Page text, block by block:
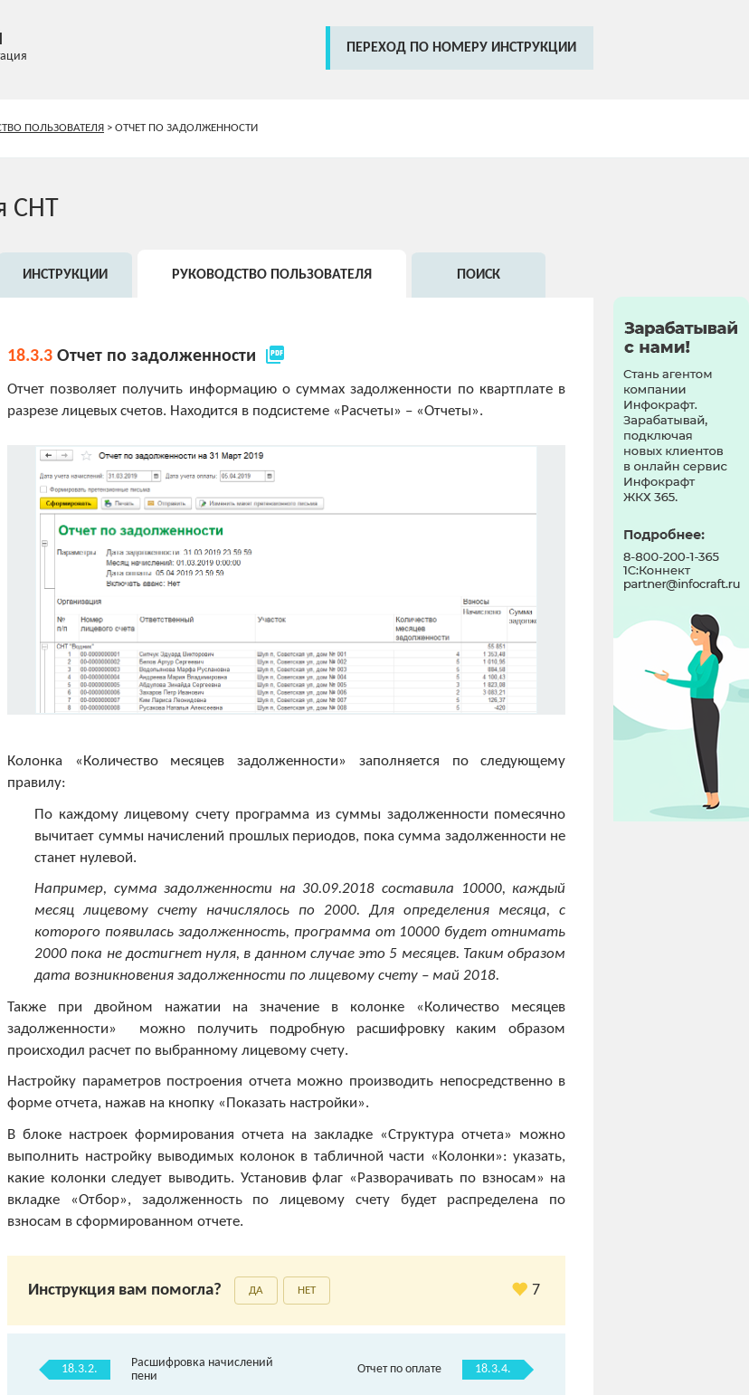
ПЕРЕХОД ПО НОМЕРУ ИНСТРУКЦИИ
ПОЛЬЗОВАТЕЛЯ >ОТЧЕТ ПО ЗАДОЛЖЕННОСТИ
СНТ
ИНСТРУКЦИИ РУКОВОДСТВО ПОЛЬЗОВАТЕЛЯ ПОИСК
18.3.3 Отчет по задолженности picture_as_pdf
Отчет позволяет получить информацию о суммах задолженности по квартплате в
разрезе лицевых счетов. Находится в подсистеме «Расчеты» – «Отчеты».
Колонка «Количество месяцев задолженности» заполняется по следующему
правилу:
По каждому лицевому счету программа из суммы задолженности помесячно
вычитает суммы начислений прошлых периодов, пока сумма задолженности не
станет нулевой.
Например, сумма задолженности на 30.09.2018 составила 10000, каждый
месяц лицевому счету начислялось по 2000.Для определения месяца, с
которого появилась задолженность, программа от 10000 будет отнимать
2000 пока не достигнет нуля, в данном случае это 5 месяцев. Таким образом
дата возникновения задолженности по лицевому счету – май 2018.
Также при двойном нажатии на значение в колонке «Количество месяцев
задолженности» можно получить подробную расшифровку каким образом
происходил расчет по выбранному лицевому счету.
Настройку параметров построения отчета можно производить непосредственно в
форме отчета, нажав на кнопку «Показать настройки».
В блоке настроек формирования отчета на закладке «Структура отчета» можно
выполнить настройку выводимых колонок в табличной части «Колонки»: указать,
какие колонки следует выводить. Установив флаг «Разворачивать по взносам» на
вкладке «Отбор», задолженность по лицевому счету будет распределена по
взносам в сформированном отчете.
Инструкция вам помогла? ДА НЕТ 7
18.3.2.
Расшифровка начислений
пени
Отчет по оплате 18.3.4.